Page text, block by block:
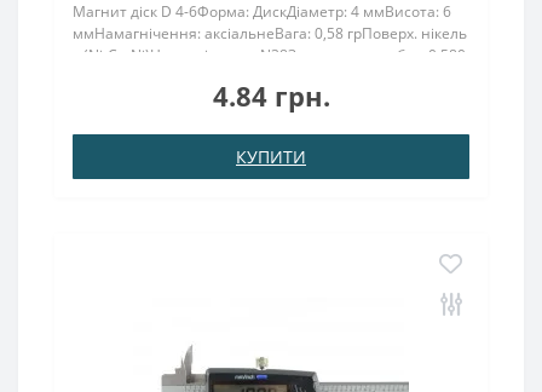
Магнит діск D 4-6Форма: ДискДіаметр: 4 ммВисота: 6
ммНамагнічення: аксіальнеВага: 0,58 грПоверх. нікель
.: (Ni-Cu-Ni)Намагнічення: N38Зчеплення прибл .: 0.580
магніт 4х6 має силу зчеплення, яка ут..
4.84 грн.
КУПИТИ